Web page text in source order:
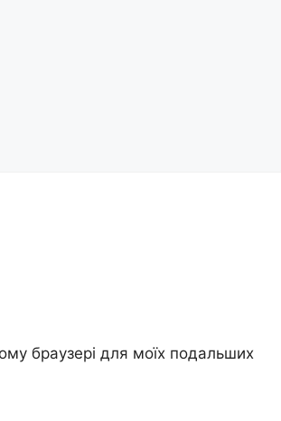
браузері для моїх подальших